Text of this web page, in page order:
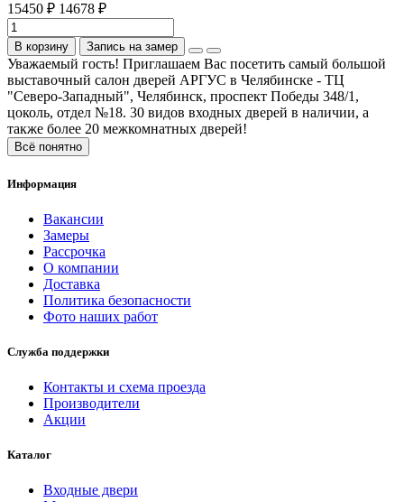
15450 ₽ 14678 ₽
В корзину Запись на замер
Уважаемый гость! Приглашаем Вас посетить самый большой
выставочный салон дверей АРГУС в Челябинске - ТЦ
"Северо-Западный", Челябинск, проспект Победы 348/1,
цоколь, отдел №18. 30 видов входных дверей в наличии, а
также более 20 межкомнатных дверей!
Всё понятно
Информация
Вакансии
Замеры
Рассрочка
О компании
Доставка
Политика безопасности
Фото наших работ
Служба поддержки
Контакты и схема проезда
Производители
Акции
Каталог
Входные двери